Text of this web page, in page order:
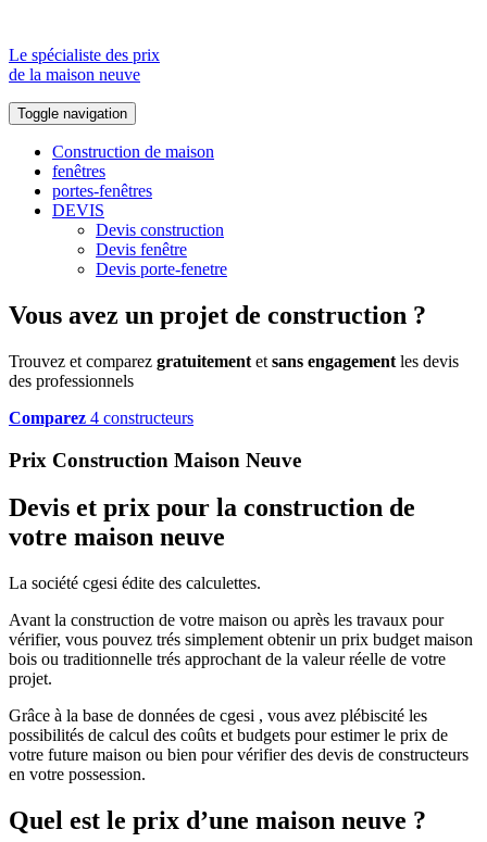
Le spécialiste des prix
de la maison neuve
Toggle navigation
Construction de maison
fenêtres
portes-fenêtres
DEVIS
Devis construction
Devis fenêtre
Devis porte-fenetre
Vous avez un projet de construction ?
Trouvez et comparez gratuitement et sans engagement les devis
des professionnels
Comparez 4 constructeurs
Prix Construction Maison Neuve
Devis et prix pour la construction de
votre maison neuve
La société cgesi édite des calculettes.
Avant la construction de votre maison ou après les travaux pour
vérifier, vous pouvez trés simplement obtenir un prix budget maison
bois ou traditionnelle trés approchant de la valeur réelle de votre
projet.
Grâce à la base de données de cgesi , vous avez plébiscité les
possibilités de calcul des coûts et budgets pour estimer le prix de
votre future maison ou bien pour vérifier des devis de constructeurs
en votre possession.
Quel est le prix d’une maison neuve ?